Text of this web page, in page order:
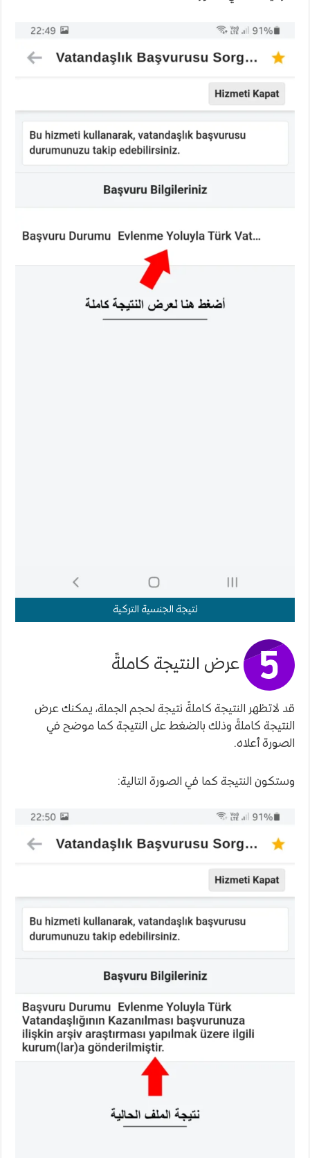
نتيجة الجنسية التركية
عرض النتيجة كاملةً
قد لاتظهر النتيجة كاملةً نتيجة لحجم الجملة، يمكنك عرض
النتيجة كاملةً وذلك بالضغط على النتيجة كما موضح في
الصورة أعلاه.
وستكون النتيجة كما في الصورة التالية: